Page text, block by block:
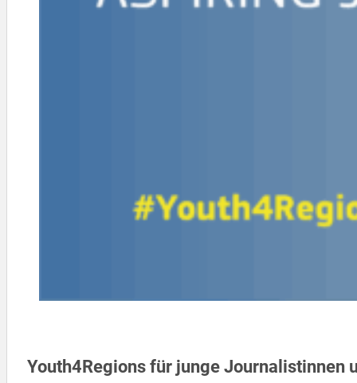
Youth4Regions für junge Journalistinnen